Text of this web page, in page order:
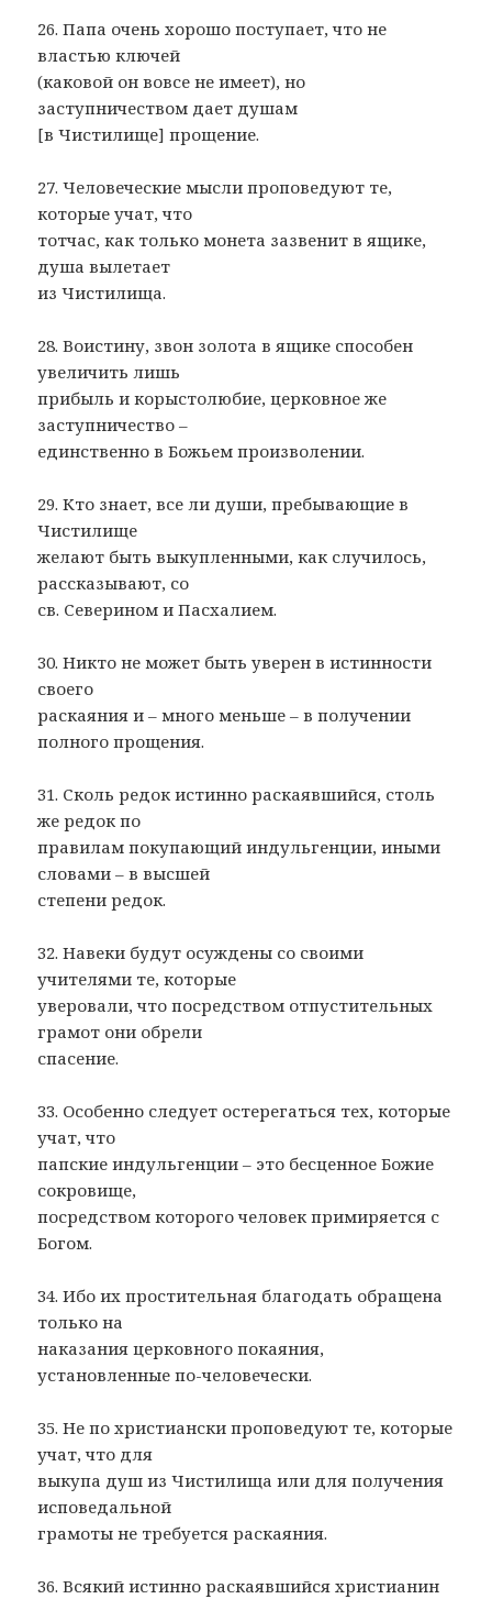
26. Папа очень хорошо поступает, что не
властью ключей
(каковой он вовсе не имеет), но
заступничеством дает душам
[в Чистилище] прощение.
27. Человеческие мысли проповедуют те,
которые учат, что
тотчас, как только монета зазвенит в ящике,
душа вылетает
из Чистилища.
28. Воистину, звон золота в ящике способен
увеличить лишь
прибыль и корыстолюбие, церковное же
заступничество –
единственно в Божьем произволении.
29. Кто знает, все ли души, пребывающие в
Чистилище
желают быть выкупленными, как случилось,
рассказывают, со
св. Северином и Пасхалием.
30. Никто не может быть уверен в истинности
своего
раскаяния и – много меньше – в получении
полного прощения.
31. Сколь редок истинно раскаявшийся, столь
же редок по
правилам покупающий индульгенции, иными
словами – в высшей
степени редок.
32. Навеки будут осуждены со своими
учителями те, которые
уверовали, что посредством отпустительных
грамот они обрели
спасение.
33. Особенно следует остерегаться тех, которые
учат, что
папские индульгенции – это бесценное Божие
сокровище,
посредством которого человек примиряется с
Богом.
34. Ибо их простительная благодать обращена
только на
наказания церковного покаяния,
установленные по-человечески.
35. Не по христиански проповедуют те, которые
учат, что для
выкупа душ из Чистилища или для получения
исповедальной
грамоты не требуется раскаяния.
36. Всякий истинно раскаявшийся христианин